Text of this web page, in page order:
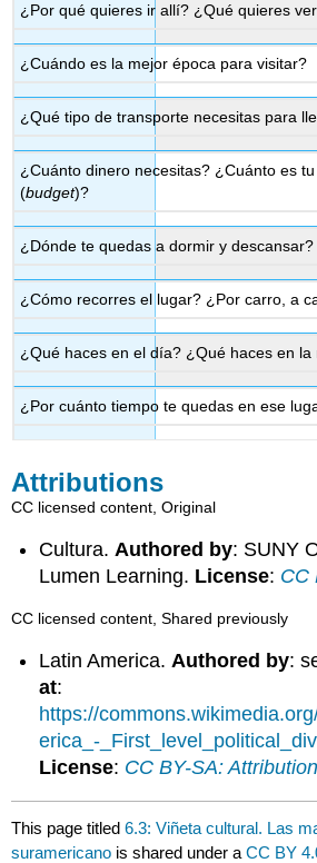
¿Por qué quieres ir allí? ¿Qué quieres
¿Cuándo es la mejor época para visitar?
¿Qué tipo de transporte necesitas para
¿Cuánto dinero necesitas? ¿Cuánto es
(budget)?
¿Dónde te quedas a dormir y descansar?
¿Cómo recorres el lugar? ¿Por carro, a
¿Qué haces en el día? ¿Qué haces en la
¿Por cuánto tiempo te quedas en ese
Attributions
CC licensed content, Original
Cultura.Authored by: SUNY
Lumen Learning. License: CC
CC licensed content, Shared previously
Latin America.Authored by:
at:
https://
erica_-
License: CC BY-SA:
This page titled6.3: Viñeta cultural. Las
suramericano is shared under aCC BY